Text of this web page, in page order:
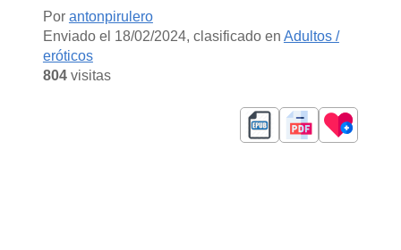
Por antonpirulero
Enviado el 18/02/2024, clasificado en Adultos /
eróticos
804visitas